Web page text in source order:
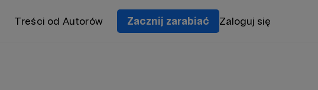
Treści od Autorów Zacznij zarabiać Zaloguj się